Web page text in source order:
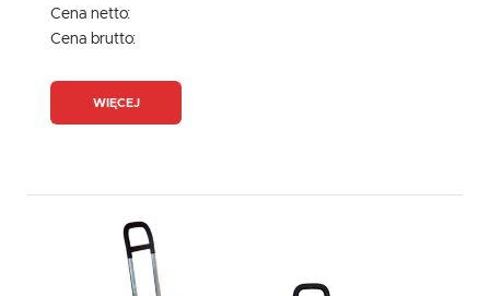
Cena netto:
Cena brutto:
WIĘCEJ